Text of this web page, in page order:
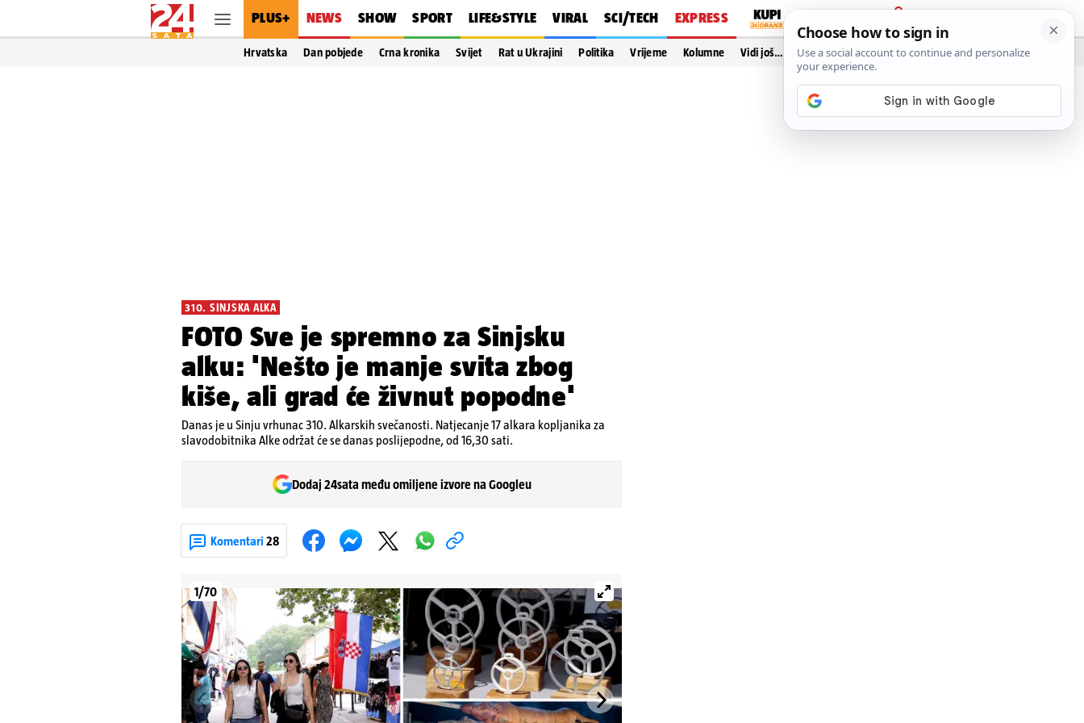
PLUS+ NEWS SHOW SPORT LIFE&STYLE VIRAL SCI/TECH EXPRESS
PRIJAVA
Hrvatska Dan pobjede Crna kronika Svijet Rat u Ukrajini Politika Vrijeme Kolumne Vidi još…
310. SINJSKA ALKA
FOTO Sve je spremno za Sinjsku
alku: 'Nešto je manje svita zbog
kiše, ali grad će živnut popodne'
Danas je u Sinju vrhunac 310. Alkarskih svečanosti. Natjecanje 17 alkara kopljanika za
slavodobitnika Alke održat će se danas poslijepodne, od 16,30 sati.
Dodaj 24sata među omiljene izvore na Googleu
Komentari 28
1/70